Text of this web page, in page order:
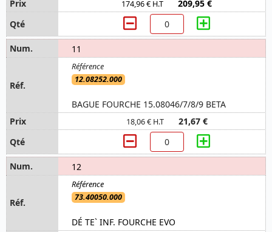
174,96 € H.T 209,95 €
11
12.08252.000
BAGUE FOURCHE 15.08046/7/8/9 BETA
18,06 € H.T 21,67 €
12
73.40050.000
DÉ TE` INF. FOURCHE EVO